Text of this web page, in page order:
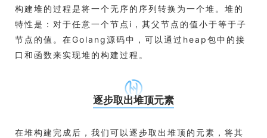
构建堆的过程是将一个无序的序列转换为一个堆。堆的
特性是：对于任意一个节点i，其父节点的值小于等于子
节点的值。在Golang源码中，可以通过heap包中的接
口和函数来实现堆的构建过程。
逐步取出堆顶元素
在堆构建完成后，我们可以逐步取出堆顶的元素，将其